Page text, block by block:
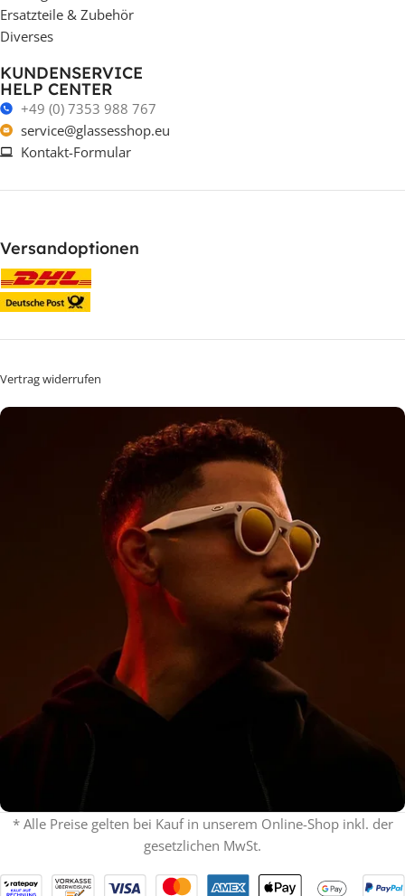
Ersatzteile & Zubehör
Diverses
KUNDENSERVICE
HELP CENTER
+49 (0) 7353 988 767
service@glassesshop.eu
Kontakt-Formular
Versandoptionen
Vertrag widerrufen
% ON SALE %
Oakley mit Sehstärke
* Alle Preise gelten bei Kauf in unserem Online-Shop inkl. der
gesetzlichen MwSt.